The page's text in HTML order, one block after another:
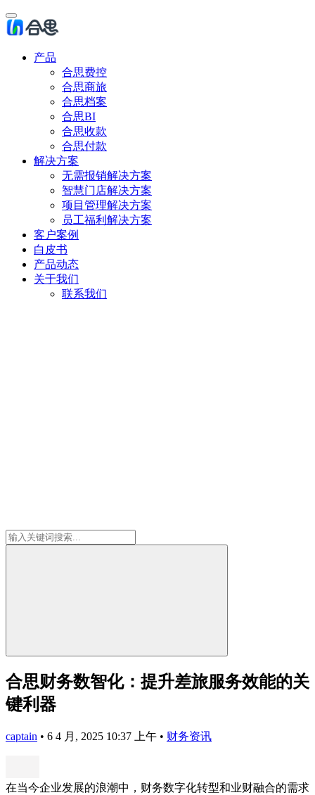
产品
合思费控
合思商旅
合思档案
合思BI
合思收款
合思付款
解决方案
无需报销解决方案
智慧门店解决方案
项目管理解决方案
员工福利解决方案
客户案例
白皮书
产品动态
关于我们
联系我们
合思财务数智化：提升差旅服务效能的关
键利器
captain • 6 4 月, 2025 10:37 上午 • 财务资讯
在当今企业发展的浪潮中，财务数字化转型和业财融合的需求